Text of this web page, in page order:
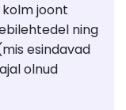
kolm joont
ning
esindavad
olnud